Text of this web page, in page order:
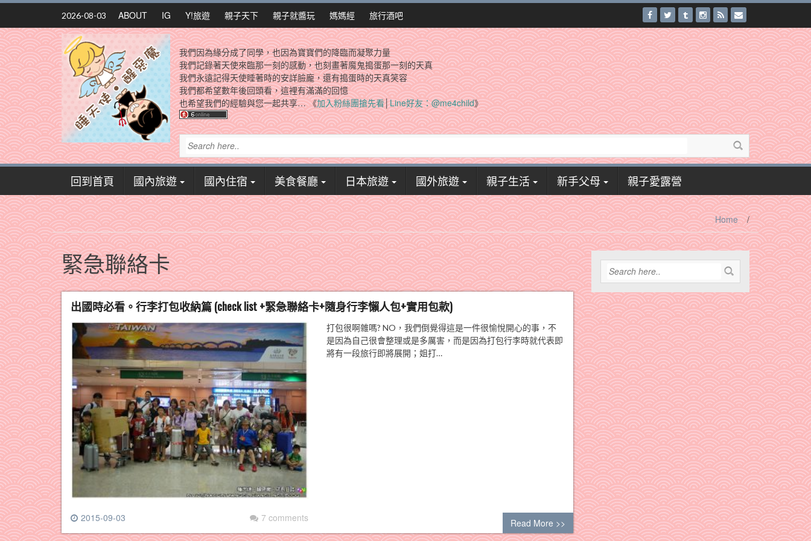
Skip
content
2026-08-03 ABOUT IG Y!旅遊 親子天下 親子就醬玩 媽媽經 旅行酒吧
我們因為緣分成了同學，也因為寶寶們的降臨而凝聚力量
我們記錄著天使來臨那一刻的感動，也刻畫著魔鬼搗蛋那一刻的天真
我們永遠記得天使睡著時的安詳臉龐，還有搗蛋時的天真笑容
我們都希望數年後回頭看，這裡有滿滿的回憶
也希望我們的經驗與您一起共享… 《加入粉絲團搶先看│Line好友：@me4child》
回到首頁 國內旅遊 國內住宿 美食餐廳 日本旅遊 國外旅遊 親子生活 新手父母 親子愛露營
Home /
緊急聯絡卡
出國時必看。行李打包收納篇 (check list +緊急聯絡卡+隨身行李懶人包+實用包款)
2015-09-03 7 comments
打包很啊雜嗎? NO，我們倒覺得這是一件很愉悅開心的事，不
是因為自己很會整理或是多厲害，而是因為打包行李時就代表即
將有一段旅行即將展開；姐打…
Read More >>